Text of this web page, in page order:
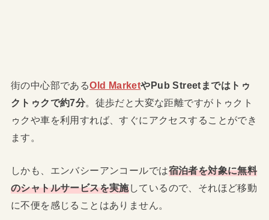
街の中心部であるOld MarketやPub Streetまではトゥ
クトゥクで約7分。徒歩だと大変な距離ですがトゥクト
ゥクや車を利用すれば、すぐにアクセスすることができ
ます。
しかも、エンバシーアンコールでは宿泊者を対象に無料
のシャトルサービスを実施しているので、それほど移動
に不便を感じることはありません。